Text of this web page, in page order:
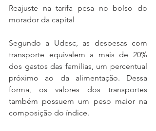
Reajuste na tarifa pesa no bolso do
morador da capital
Segundo a Udesc, as despesas com
transporte equivalem a mais de 20%
dos gastos das famílias, um percentual
próximo ao da alimentação. Dessa
forma, os valores dos transportes
também possuem um peso maior na
composição do índice.